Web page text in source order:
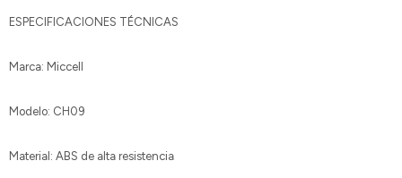
ESPECIFICACIONES TÉCNICAS
Marca: Miccell
Modelo: CH09
Material: ABS de alta resistencia